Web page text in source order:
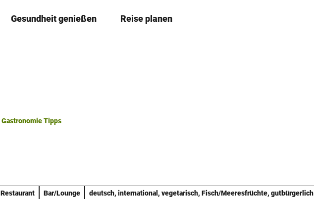
Gesundheit genießen Reise planen
Gastronomie Tipps
Restaurant Bar/Lounge deutsch, international, vegetarisch, Fisch/Meeresfrüchte, gutbürgerlich